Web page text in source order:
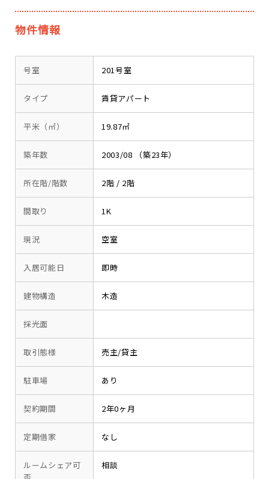
物件情報
号室 201号室
タイプ 賃貸アパート
平米（㎡） 19.87㎡
築年数 2003/08 （築23年）
所在階/階数 2階 / 2階
間取り 1K
現況 空室
入居可能日 即時
建物構造 木造
採光面
取引態様 売主/貸主
駐車場 あり
契約期間 2年0ヶ月
定期借家 なし
ルームシェア可
相談